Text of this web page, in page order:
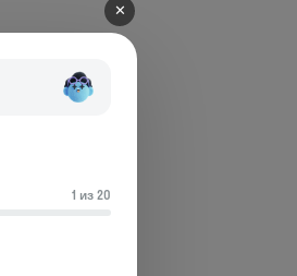
✕
1 из 20